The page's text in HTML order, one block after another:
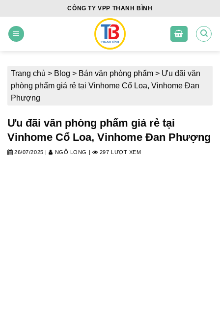
content
CÔNG TY VPP THANH BÌNH
Trang chủ > Blog > Bán văn phòng phẩm > Ưu đãi văn
phòng phẩm giá rẻ tại Vinhome Cổ Loa, Vinhome Đan
Phượng
Ưu đãi văn phòng phẩm giá rẻ tại
Vinhome Cổ Loa, Vinhome Đan Phượng
26/07/2025 | NGÔ LONG | 297 LƯỢT XEM